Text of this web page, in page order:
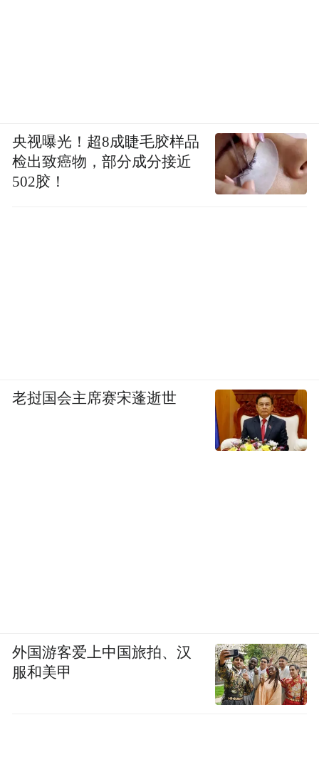
央视曝光！超8成睫毛胶样品
检出致癌物，部分成分接近
502胶！
老挝国会主席赛宋蓬逝世
外国游客爱上中国旅拍、汉
服和美甲